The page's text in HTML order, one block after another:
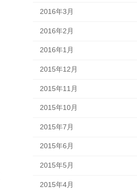
2016年3月
2016年2月
2016年1月
2015年12月
2015年11月
2015年10月
2015年7月
2015年6月
2015年5月
2015年4月